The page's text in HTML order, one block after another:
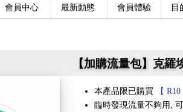
會員中心 最新動態 會員體驗 目
【加購流量包】克
本產品限已購買
【
臨時發現流量不夠用,